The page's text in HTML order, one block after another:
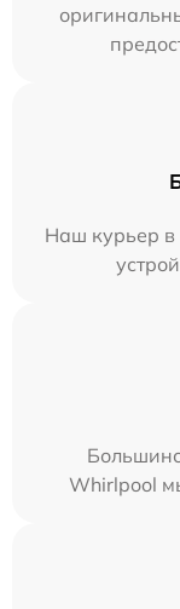
Наш курьер в
Whirlpool